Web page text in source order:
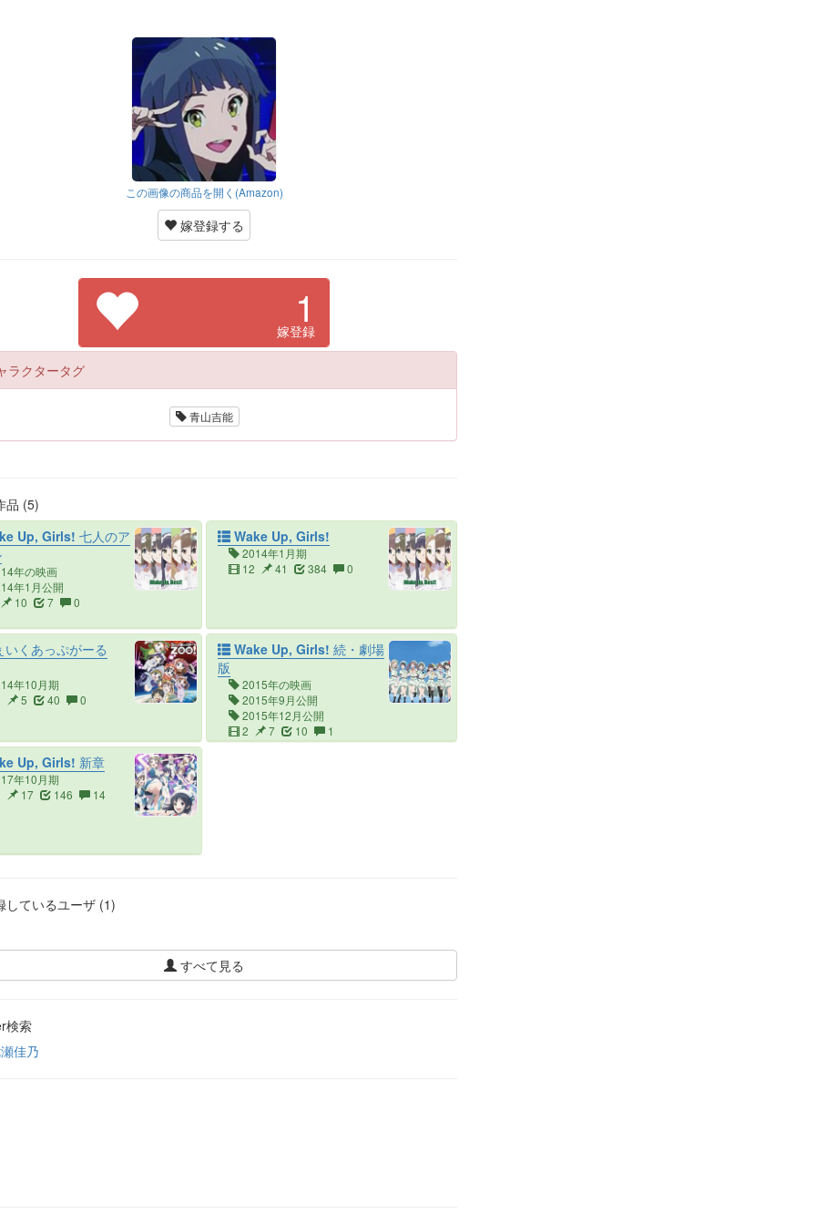
この画像の商品を開く(Amazon)
嫁登録する
1
嫁登録
ラクタータグ
青山吉能
品 (5)
Up, Girls! 七人のア
年の映画
年1月公開
10
7 0
Wake Up, Girls!
2014年1月期
12
41 384 0
くあっぷがーる
年10月期
5 40 0
Wake Up, Girls! 続・劇場
版
2015年の映画
2015年9月公開
2015年12月公開
2
7 10 1
Up, Girls! 新章
年10月期
17 146 14
ているユーザ (1)
すべて見る
検索
佳乃